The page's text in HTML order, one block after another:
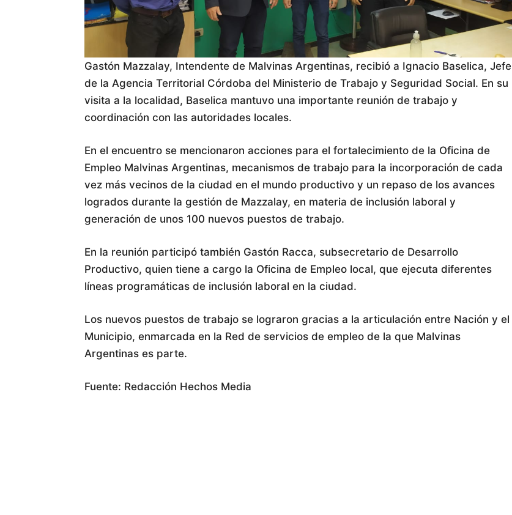
Gastón Mazzalay, Intendente de Malvinas Argentinas, recibió a Ignacio Baselica, Jefe
de la Agencia Territorial Córdoba del Ministerio de Trabajo y Seguridad Social. En su
visita a la localidad, Baselica mantuvo una importante reunión de trabajo y
coordinación con las autoridades locales.
En el encuentro se mencionaron acciones para el fortalecimiento de la Oficina de
Empleo Malvinas Argentinas, mecanismos de trabajo para la incorporación de cada
vez más vecinos de la ciudad en el mundo productivo y un repaso de los avances
logrados durante la gestión de Mazzalay, en materia de inclusión laboral y
generación de unos 100 nuevos puestos de trabajo.
En la reunión participó también Gastón Racca, subsecretario de Desarrollo
Productivo, quien tiene a cargo la Oficina de Empleo local, que ejecuta diferentes
líneas programáticas de inclusión laboral en la ciudad.
Los nuevos puestos de trabajo se lograron gracias a la articulación entre Nación y el
Municipio, enmarcada en la Red de servicios de empleo de la que Malvinas
Argentinas es parte.
Fuente: Redacción Hechos Media